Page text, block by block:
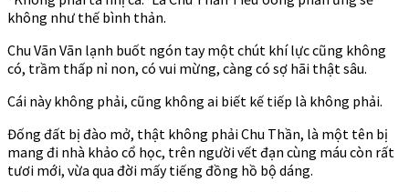
không như thế bình thản.
Chu Vãn Vãn lạnh buốt ngón tay một chút khí lực cũng không
có, trầm thấp nỉ non, có vui mừng, càng có sợ hãi thật sâu.
Cái này không phải, cũng không ai biết kế tiếp là không phải.
Đống đất bị đào mở, thật không phải Chu Thần, là một tên bị
mang đi nhà khảo cổ học, trên người vết đạn cùng máu còn rất
tươi mới, vừa qua đời mấy tiếng đồng hồ bộ dáng.